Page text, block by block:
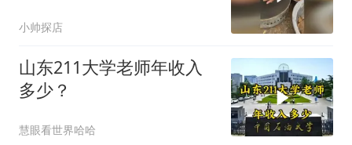
小帅探店
山东211大学老师年收入
多少？
慧眼看世界哈哈